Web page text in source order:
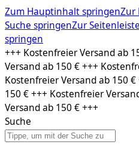
Zum Hauptinhalt springenZur
Suche springenZur
springen
Zum
Inhalt
springen
+++ Kostenfreier Versand ab
Versand ab 150 € +++
Kostenfreier Versand ab 150
150 € +++ Kostenfreier
Versand ab 150 € +++
Suche